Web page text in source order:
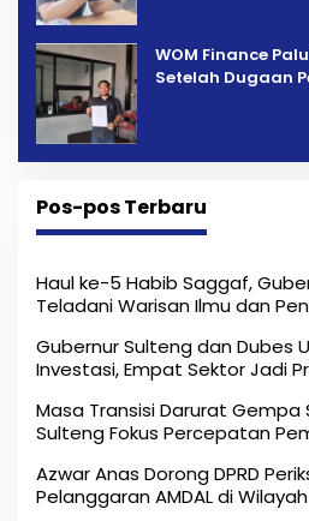
‎WOM Finance
Setelah Dugaan
Pos-pos Terbaru
Haul ke-5 Habib Saggaf,
Teladani Warisan Ilmu dan
Gubernur Sulteng dan Dubes
Investasi, Empat Sektor Jadi
Masa Transisi Darurat Gempa
Sulteng Fokus Percepatan
Azwar Anas Dorong DPRD
Pelanggaran AMDAL di